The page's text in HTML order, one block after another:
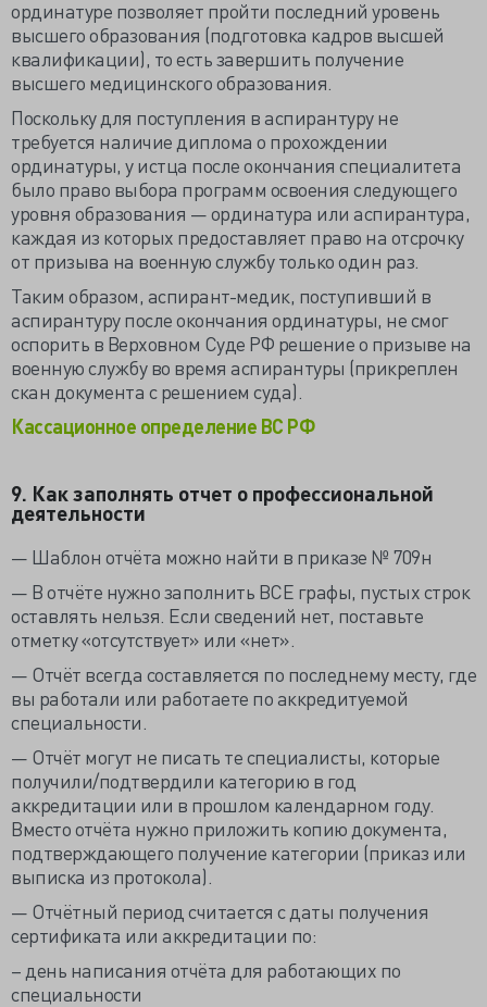
ординатуре позволяет пройти последний уровень
высшего образования (подготовка кадров высшей
квалификации), то есть завершить получение
высшего медицинского образования.
Поскольку для поступления в аспирантуру не
требуется наличие диплома о прохождении
ординатуры, у истца после окончания специалитета
было право выбора программ освоения следующего
уровня образования — ординатура или аспирантура,
каждая из которых предоставляет право на отсрочку
от призыва на военную службу только один раз.
Таким образом, аспирант-медик, поступивший в
аспирантуру после окончания ординатуры, не смог
оспорить в Верховном Суде РФ решение о призыве на
военную службу во время аспирантуры (прикреплен
скан документа с решением суда).
Кассационное определение ВС РФ
9. Как заполнять отчет о профессиональной
деятельности
— Шаблон отчёта можно найти в приказе № 709н
— В отчёте нужно заполнить ВСЕ графы, пустых строк
оставлять нельзя. Если сведений нет, поставьте
отметку «отсутствует» или «нет».
— Отчёт всегда составляется по последнему месту, где
вы работали или работаете по аккредитуемой
специальности.
— Отчёт могут не писать те специалисты, которые
получили/подтвердили категорию в год
аккредитации или в прошлом календарном году.
Вместо отчёта нужно приложить копию документа,
подтверждающего получение категории (приказ или
выписка из протокола).
— Отчётный период считается с даты получения
сертификата или аккредитации по:
– день написания отчёта для работающих по
специальности